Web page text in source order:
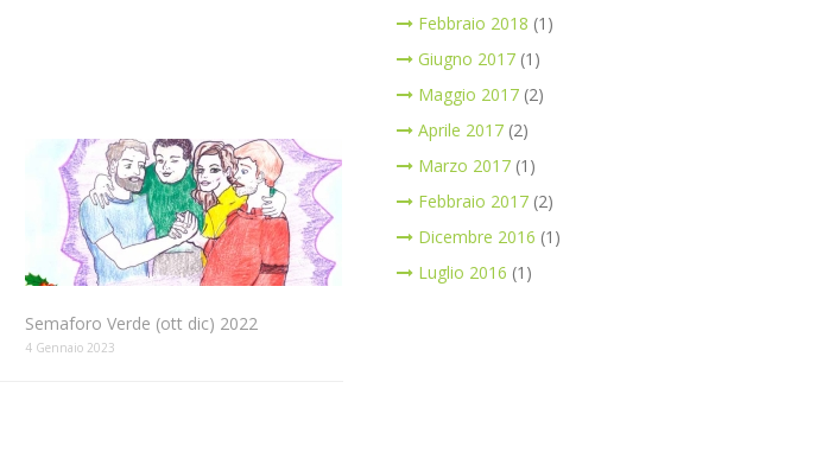
Semaforo Verde (ott dic) 2022
4 Gennaio 2023
Febbraio 2018 (1)
Giugno 2017(1)
Maggio 2017(2)
Aprile 2017(2)
Marzo 2017(1)
Febbraio 2017(2)
Dicembre 2016 (1)
Luglio 2016 (1)